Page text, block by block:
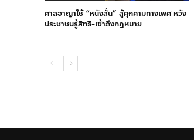
ศาลอาญาใช้ “หนังสั้น” สู้คุกคามทางเพศ หวัง
ประชาชนรู้สิทธิ-เข้าถึงกฎหมาย